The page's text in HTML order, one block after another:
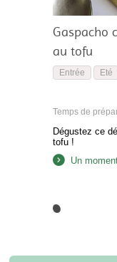
Gaspacho
au tofu
Entrée Eté
Temps de
Dégustez ce
tofu !
Un